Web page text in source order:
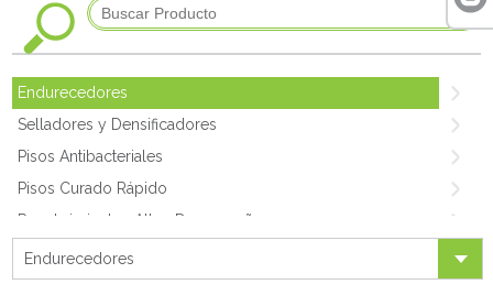
Endurecedores
Selladores y Densificadores
Pisos Antibacteriales
Pisos Curado Rápido
Recubrimientos Altos Desempeños
Morteros Reparación Pisos
Endurecedores